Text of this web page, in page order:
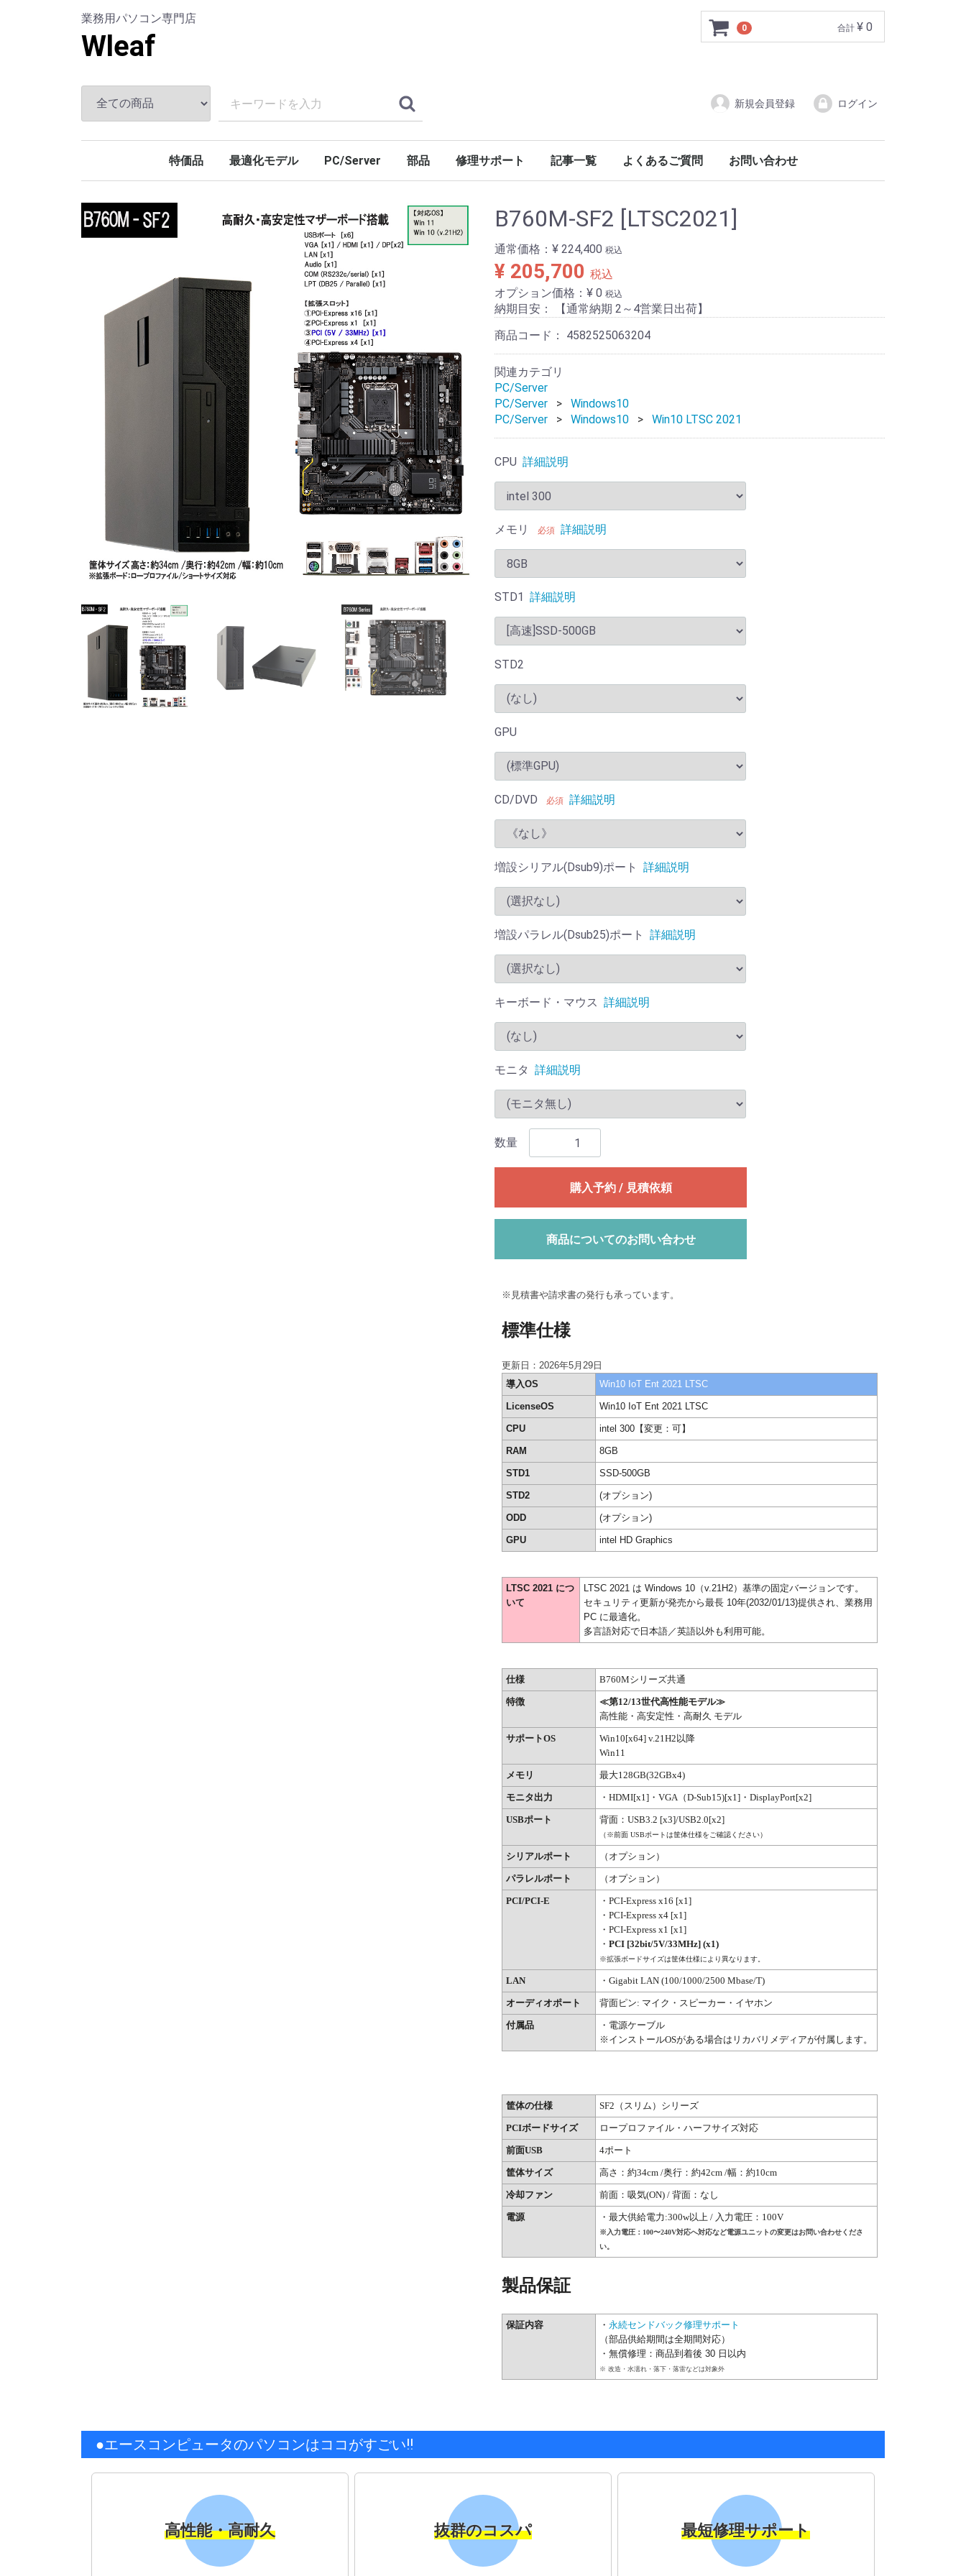
業務用パソコン専門店
Wleaf
0 合計 ¥ 0
新規会員登録 ログイン
特価品 最適化モデル PC/Server 部品 修理サポート 記事一覧 よくあるご質問 お問い合わせ
B760M-SF2 [LTSC2021]
通常価格： ¥ 224,400 税込
¥ 205,700 税込
オプション価格：¥ 0 税込
納期目安： 【通常納期 2～4営業日出荷】
商品コード： 4582525063204
関連カテゴリ
PC/Server
PC/Server
Windows10
PC/Server
Windows10 Win10 LTSC 2021
CPU 詳細説明
メモリ 必須 詳細説明
STD1 詳細説明
STD2
GPU
CD/DVD 必須 詳細説明
増設シリアル(Dsub9)ポート 詳細説明
増設パラレル(Dsub25)ポート 詳細説明
キーボード・マウス 詳細説明
モニタ 詳細説明
数量
購入予約 / 見積依頼
商品についてのお問い合わせ
※見積書や請求書の発行も承っています。
標準仕様
更新日：2026年5月29日
導入OS
Win10 IoT Ent 2021 LTSC
LicenseOS Win10 IoT Ent 2021 LTSC
CPU intel 300【変更：可】
RAM 8GB
STD1 SSD-500GB
STD2 (オプション)
ODD (オプション)
GPU intel HD Graphics
LTSC 2021 につ
いて
LTSC 2021 は Windows 10（v.21H2）基準の固定バージョンです。
セキュリティ更新が発売から最長 10年(2032/01/13)提供され、業務用
PC に最適化。
多言語対応で日本語／英語以外も利用可能。
仕様 B760Mシリーズ共通
特徴
≪第12/13世代高性能モデル≫
高性能・高安定性・高耐久 モデル
サポートOS
Win10[x64] v.21H2以降
Win11
メモリ 最大128GB(32GBx4)
モニタ出力 ・HDMI[x1]・VGA（D-Sub15)[x1]・DisplayPort[x2]
USBポート 背面：USB3.2 [x3]/USB2.0[x2]
（※前面 USBポートは筐体仕様をご確認ください）
シリアルポート （オプション）
パラレルポート （オプション）
PCI/PCI-E
・PCI-Express x16 [x1]
・PCI-Express x4 [x1]
・PCI-Express x1 [x1]
・ PCI [32bit/5V/33MHz] (x1)
※拡張ボードサイズは筐体仕様により異なります。
LAN ・Gigabit LAN (100/1000/2500 Mbase/T)
オーディオポート 背面ピン: マイク・スピーカー・イヤホン
付属品
・電源ケーブル
※インストールOSがある場合はリカバリメディアが付属します。
筐体の仕様 SF2（スリム）シリーズ
PCIボードサイズ ロープロファイル・ハーフサイズ対応
前面USB 4ポート
筐体サイズ 高さ：約34cm /奥行：約42cm /幅：約10cm
冷却ファン 前面：吸気(ON) / 背面：なし
電源 ・最大供給電力:300w以上 / 入力電圧：100V
※入力電圧：100〜240V対応へ対応など電源ユニットの変更はお問い合わせくださ
い。
製品保証
保証内容 ・ 永続センドバック修理サポート
（部品供給期間は全期間対応）
・無償修理：商品到着後 30 日以内
※ 改造・水濡れ・落下・落雷などは対象外
●エースコンピュータのパソコンはココがすごい!!
高性能・高耐久 抜群のコスパ 最短修理サポート